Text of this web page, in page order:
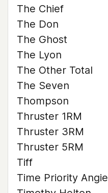
The Chief
The Don
The Ghost
The Lyon
The Other Total
The Seven
Thompson
Thruster 1RM
Thruster 3RM
Thruster 5RM
Tiff
Time Priority Angie